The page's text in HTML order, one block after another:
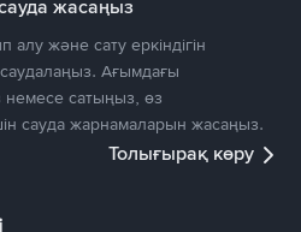
жасаңыз
алу және сату еркіндігін
Ағымдағы
сатыңыз, өз
сауда жарнамаларын жасаңыз.
Толығырақ көру